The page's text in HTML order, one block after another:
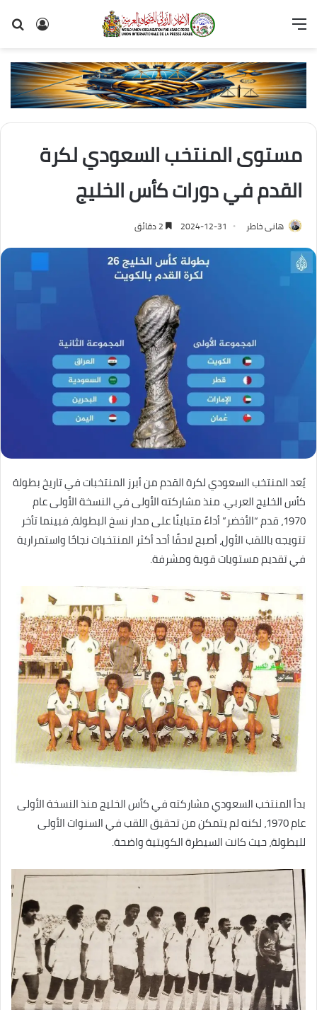
تسجيل
القائمة
مستوى المنتخب السعودي لكرة
القدم في دورات كأس الخليج
هانى خاطر 2024-12-31
يُعد المنتخب السعودي لكرة القدم من أبرز المنتخبات في تاريخ بطولة
كأس الخليج العربي. منذ مشاركته الأولى في النسخة الأولى عام
1970، قدم “الأخضر” أداءً متباينًا على مدار نسخ البطولة، فبينما تأخر
تتويجه باللقب الأول، أصبح لاحقًا أحد أكثر المنتخبات نجاحًا واستمرارية
في تقديم مستويات قوية ومشرفة.
بدأ المنتخب السعودي مشاركته في كأس الخليج منذ النسخة الأولى
عام 1970، لكنه لم يتمكن من تحقيق اللقب في السنوات الأولى
للبطولة، حيث كانت السيطرة الكويتية واضحة.